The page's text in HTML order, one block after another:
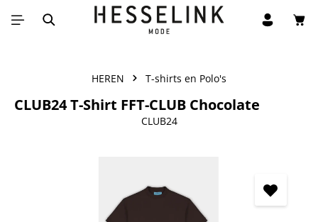
Ga naar de hoofdinhoud
HEREN T-shirts en Polo's
CLUB24 T-Shirt FFT-CLUB Chocolate
CLUB24